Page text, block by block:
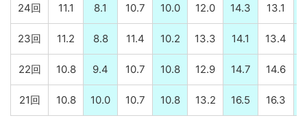
24回 11.1 8.1 10.7 10.0 12.0 14.3 13.1
23回 11.2 8.8 11.4 10.2 13.3 14.1 13.4
22回 10.8 9.4 10.7 10.8 12.9 14.7 14.6
21回 10.8 10.0 10.7 10.8 13.2 16.5 16.3